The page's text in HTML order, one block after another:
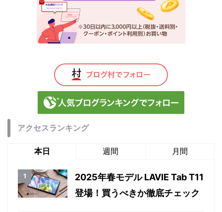
アクセスランキング
本日 週間 月間
2025年春モデル LAVIE Tab T11
登場！買うべきか徹底チェック